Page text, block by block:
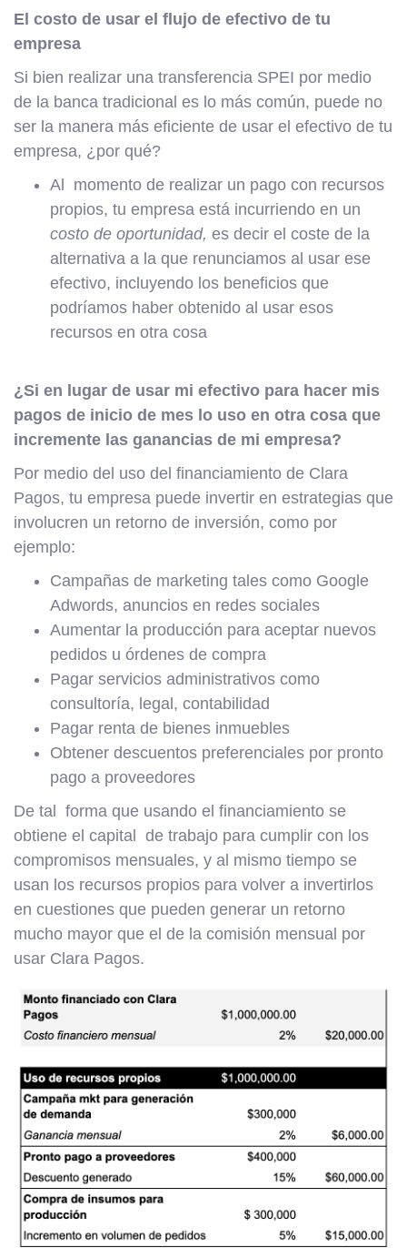
El costo de usar el flujo de efectivo de tu
empresa
Si bien realizar una transferencia SPEI por medio
de la banca tradicional es lo más común, puede no
ser la manera más eficiente de usar el efectivo de tu
empresa, ¿por qué?
Al momento de realizar un pago con recursos
propios, tu empresa está incurriendo en un
costo de oportunidad, es decir el coste de la
alternativa a la que renunciamos al usar ese
efectivo, incluyendo los beneficios que
podríamos haber obtenido al usar esos
recursos en otra cosa
¿Si en lugar de usar mi efectivo para hacer mis
pagos de inicio de mes lo uso en otra cosa que
incremente las ganancias de mi empresa?
Por medio del uso del financiamiento de Clara
Pagos, tu empresa puede invertir en estrategias que
involucren un retorno de inversión, como por
ejemplo:
Campañas de marketing tales como Google
Adwords, anuncios en redes sociales
Aumentar la producción para aceptar nuevos
pedidos u órdenes de compra
Pagar servicios administrativos como
consultoría, legal, contabilidad
Pagar renta de bienes inmuebles
Obtener descuentos preferenciales por pronto
pago a proveedores
De tal forma que usando el financiamiento se
obtiene el capital de trabajo para cumplir con los
compromisos mensuales, y al mismo tiempo se
usan los recursos propios para volver a invertirlos
en cuestiones que pueden generar un retorno
mucho mayor que el de la comisión mensual por
usar Clara Pagos.